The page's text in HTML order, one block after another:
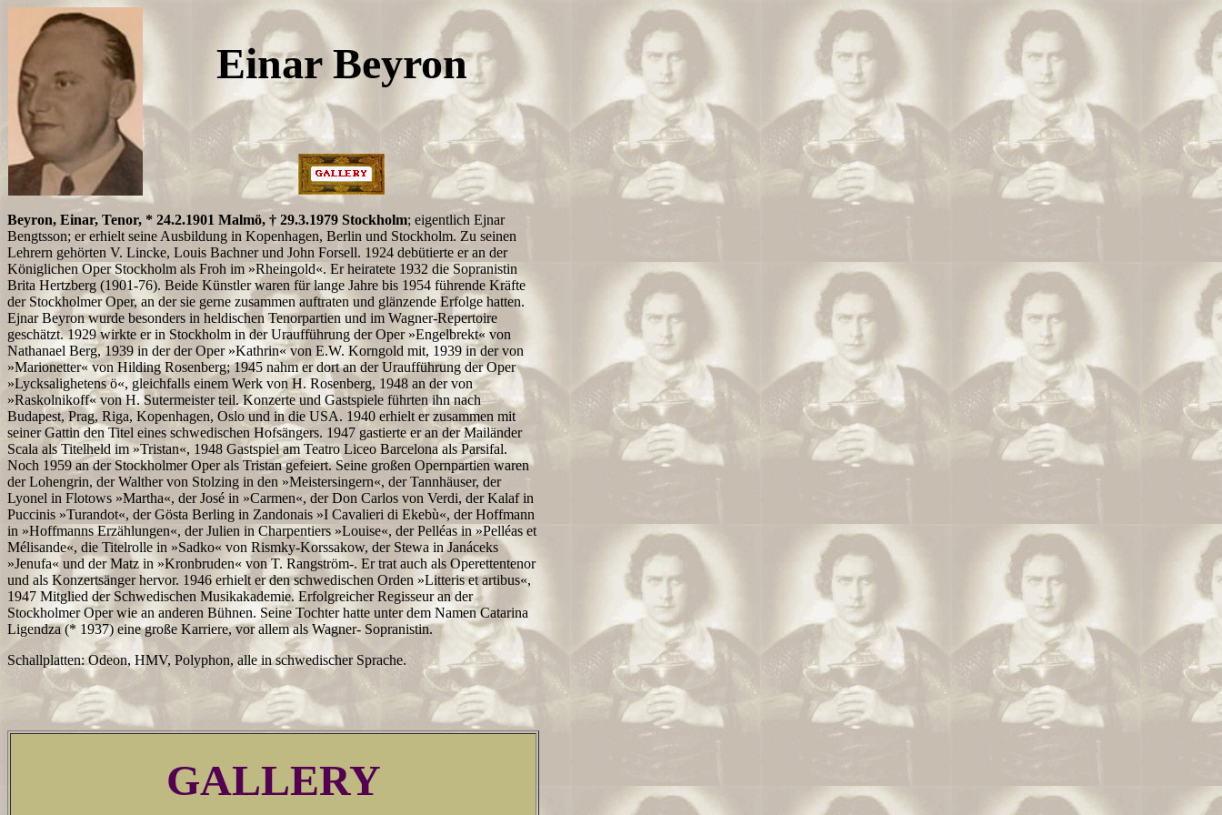
Einar Beyron
Beyron, Einar, Tenor, * 24.2.1901 Malmö, † 29.3.1979 Stockholm; eigentlich Ejnar
Bengtsson; er erhielt seine Ausbildung in Kopenhagen, Berlin und Stockholm. Zu seinen
Lehrern gehörten V. Lincke, Louis Bachner und John Forsell. 1924 debütierte er an der
Königlichen Oper Stockholm als Froh im »Rheingold«. Er heiratete 1932 die Sopranistin
Brita Hertzberg (1901-76). Beide Künstler waren für lange Jahre bis 1954 führende Kräfte
der Stockholmer Oper, an der sie gerne zusammen auftraten und glänzende Erfolge hatten.
Ejnar Beyron wurde besonders in heldischen Tenorpartien und im Wagner-Repertoire
geschätzt. 1929 wirkte er in Stockholm in der Uraufführung der Oper »Engelbrekt« von
Nathanael Berg, 1939 in der der Oper »Kathrin« von E.W. Korngold mit, 1939 in der von
»Marionetter« von Hilding Rosenberg; 1945 nahm er dort an der Uraufführung der Oper
»Lycksalighetens ö«, gleichfalls einem Werk von H. Rosenberg, 1948 an der von
»Raskolnikoff« von H. Sutermeister teil. Konzerte und Gastspiele führten ihn nach
Budapest, Prag, Riga, Kopenhagen, Oslo und in die USA. 1940 erhielt er zusammen mit
seiner Gattin den Titel eines schwedischen Hofsängers. 1947 gastierte er an der Mailänder
Scala als Titelheld im »Tristan«, 1948 Gastspiel am Teatro Liceo Barcelona als Parsifal.
Noch 1959 an der Stockholmer Oper als Tristan gefeiert. Seine großen Opernpartien waren
der Lohengrin, der Walther von Stolzing in den »Meistersingern«, der Tannhäuser, der
Lyonel in Flotows »Martha«, der José in »Carmen«, der Don Carlos von Verdi, der Kalaf in
Puccinis »Turandot«, der Gösta Berling in Zandonais »I Cavalieri di Ekebù«, der Hoffmann
in »Hoffmanns Erzählungen«, der Julien in Charpentiers »Louise«, der Pelléas in »Pelléas et
Mélisande«, die Titelrolle in »Sadko« von Rismky-Korssakow, der Stewa in Janáceks
»Jenufa« und der Matz in »Kronbruden« von T. Rangström-. Er trat auch als Operettentenor
und als Konzertsänger hervor. 1946 erhielt er den schwedischen Orden »Litteris et artibus«,
1947 Mitglied der Schwedischen Musikakademie. Erfolgreicher Regisseur an der
Stockholmer Oper wie an anderen Bühnen. Seine Tochter hatte unter dem Namen Catarina
Ligendza (* 1937) eine große Karriere, vor allem als Wagner- Sopranistin.
Schallplatten: Odeon, HMV, Polyphon, alle in schwedischer Sprache.
GALLERY